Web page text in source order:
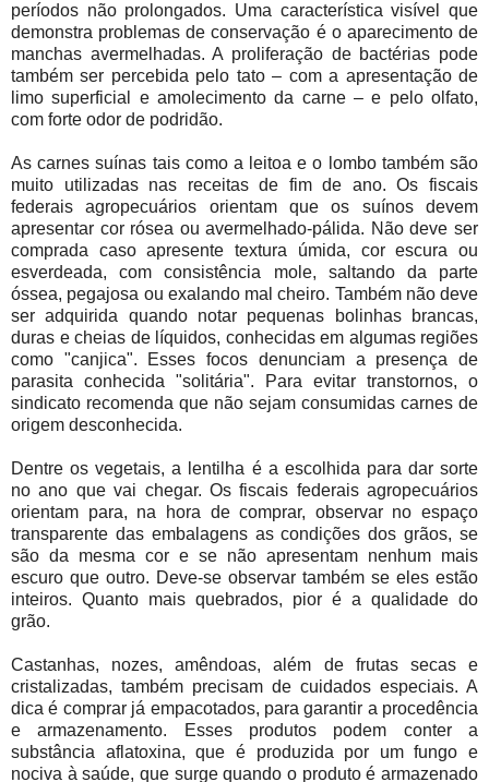
períodos não prolongados. Uma característica visível que
demonstra problemas de conservação é o aparecimento de
manchas avermelhadas. A proliferação de bactérias pode
também ser percebida pelo tato – com a apresentação de
limo superficial e amolecimento da carne – e pelo olfato,
com forte odor de podridão.
As carnes suínas tais como a leitoa e o lombo também são
muito utilizadas nas receitas de fim de ano. Os fiscais
federais agropecuários orientam que os suínos devem
apresentar cor rósea ou avermelhado-pálida. Não deve ser
comprada caso apresente textura úmida, cor escura ou
esverdeada, com consistência mole, saltando da parte
óssea, pegajosa ou exalando mal cheiro. Também não deve
ser adquirida quando notar pequenas bolinhas brancas,
duras e cheias de líquidos, conhecidas em algumas regiões
como "canjica". Esses focos denunciam a presença de
parasita conhecida "solitária". Para evitar transtornos, o
sindicato recomenda que não sejam consumidas carnes de
origem desconhecida.
Dentre os vegetais, a lentilha é a escolhida para dar sorte
no ano que vai chegar. Os fiscais federais agropecuários
orientam para, na hora de comprar, observar no espaço
transparente das embalagens as condições dos grãos, se
são da mesma cor e se não apresentam nenhum mais
escuro que outro. Deve-se observar também se eles estão
inteiros. Quanto mais quebrados, pior é a qualidade do
grão.
Castanhas, nozes, amêndoas, além de frutas secas e
cristalizadas, também precisam de cuidados especiais. A
dica é comprar já empacotados, para garantir a procedência
e armazenamento. Esses produtos podem conter a
substância aflatoxina, que é produzida por um fungo e
nociva à saúde, que surge quando o produto é armazenado